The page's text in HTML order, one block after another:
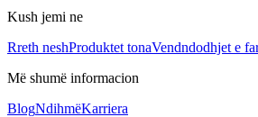
Kush jemi ne
Rreth neshProduktet tonaVendndodhjet e
Më shumë informacion
BlogNdihmëKarriera